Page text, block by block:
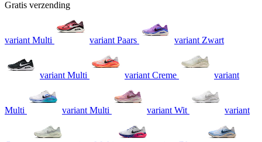
Gratis verzending
variant Multi variant Paars variant Zwart
variant Multi variant Creme variant
Multi variant Multi variant Wit variant